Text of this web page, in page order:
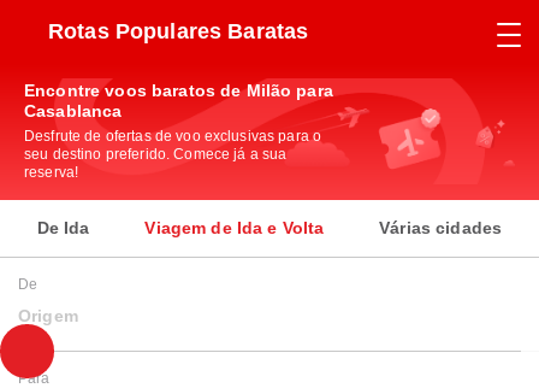
Rotas Populares Baratas
Encontre voos baratos de Milão para
Casablanca
Desfrute de ofertas de voo exclusivas para o
seu destino preferido. Comece já a sua
reserva!
De Ida Viagem de Ida e Volta Várias cidades
De
Origem
Para